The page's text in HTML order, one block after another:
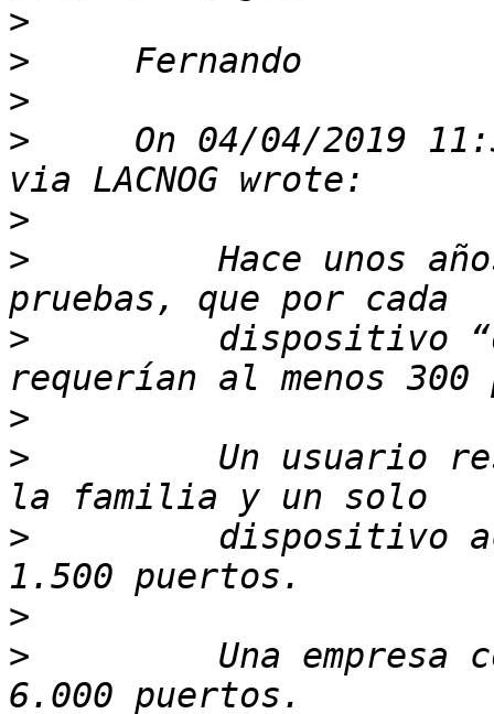
>
>
>
>
On 04/04/2019
>
>
Hace unos
>
dispositivo
>
>
Un usuario
>
dispositivo
>
>
Una empresa